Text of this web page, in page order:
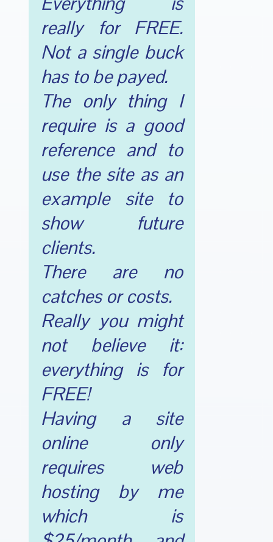
really for FREE.
Not a single buck
has to be payed.
The only thing I
require is a good
reference and to
use the site as an
example site to
show future
clients.
There are no
catches or costs.
Really you might
not believe it:
everything is for
FREE!
Having a site
online only
requires web
hosting by me
which is